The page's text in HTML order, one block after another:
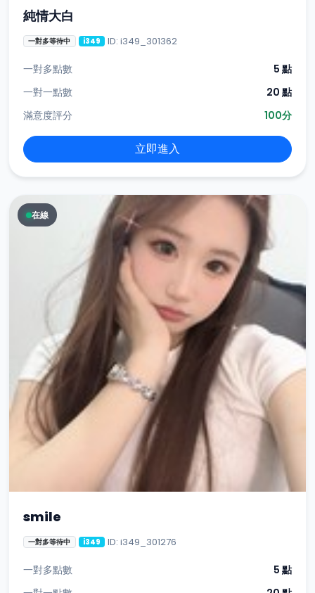
純情大白
一對多等待中 i349 ID: i349_301362
一對多點數
5 點
一對一點數
20 點
滿意度評分
100分
立即進入
在線
smile
一對多等待中 i349 ID: i349_301276
一對多點數
5 點